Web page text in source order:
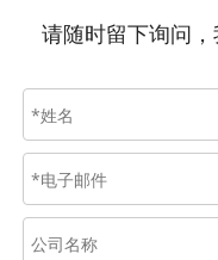
请随时留下询问，